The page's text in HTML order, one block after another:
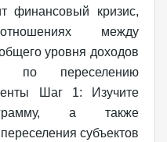
финансовый кризис,
между
уровня доходов
по переселению
Шаг 1: Изучите
а также
субъектов